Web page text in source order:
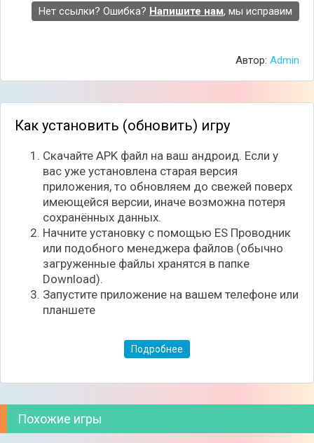
Нет ссылки? Ошибка? Напишите нам, мы исправим
Автор: Admin
Как установить (обновить) игру
Скачайте APK файл на ваш андроид. Если у
вас уже установлена старая версия
приложения, то обновляем до свежей поверх
имеющейся версии, иначе возможна потеря
сохранённых данных.
Начните установку с помощью ES Проводник
или подобного менеджера файлов (обычно
загруженные файлы хранятся в папке
Download).
Запустите приложение на вашем телефоне или
планшете
Подробнее
Похожие игры